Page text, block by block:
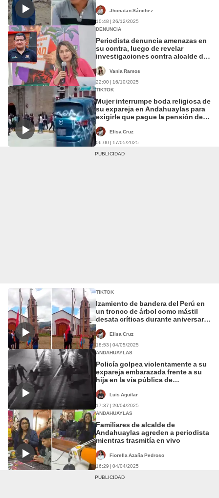
Jhonatan Sánchez
10:48 | 26/12/2025
DENUNCIA
Periodista denuncia amenazas en
su contra, luego de revelar
investigaciones contra alcalde de
Vania Ramos
22:00 | 16/10/2025
TIKTOK
Mujer interrumpe boda religiosa de
su expareja en Andahuaylas para
exigirle que pague la pensión de
Elisa Cruz
06:00 | 17/05/2025
TIKTOK
Izamiento de bandera del Perú en
un tronco de árbol como mástil
desata críticas durante aniversario
Andahuaylas
Elisa Cruz
18:53 | 04/05/2025
ANDAHUAYLAS
Policía golpea violentamente a su
expareja embarazada frente a su
hija en la vía pública de
Luis Aguilar
17:37 | 20/04/2025
ANDAHUAYLAS
Familiares de alcalde de
Andahuaylas agreden a periodista
mientras trasmitía en vivo
Fiorella Azaña Pedroso
16:29 | 04/04/2025